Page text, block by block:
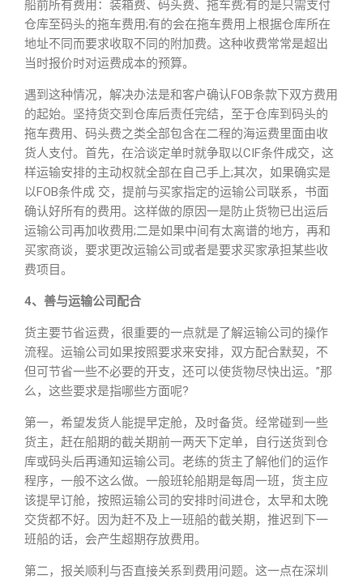
船前所有费用：装箱费、码头费、拖车费;有的是只需支付
仓库至码头的拖车费用;有的会在拖车费用上根据仓库所在
地址不同而要求收取不同的附加费。这种收费常常是超出
当时报价时对运费成本的预算。
遇到这种情况，解决办法是和客户确认FOB条款下双方费用
的起始。坚持货交到仓库后责任完结，至于仓库到码头的
拖车费用、码头费之类全部包含在二程的海运费里面由收
货人支付。首先，在洽谈定单时就争取以CIF条件成交，这
样运输安排的主动权就全部在自己手上;其次，如果确实是
以FOB条件成 交，提前与买家指定的运输公司联系，书面
确认好所有的费用。这样做的原因一是防止货物已出运后
运输公司再加收费用;二是如果中间有太离谱的地方，再和
买家商谈，要求更改运输公司或者是要求买家承担某些收
费项目。
4、善与运输公司配合
货主要节省运费，很重要的一点就是了解运输公司的操作
流程。运输公司如果按照要求来安排，双方配合默契，不
但可节省一些不必要的开支，还可以使货物尽快出运。”那
么，这些要求是指哪些方面呢?
第一，希望发货人能提早定舱，及时备货。经常碰到一些
货主，赶在船期的截关期前一两天下定单，自行送货到仓
库或码头后再通知运输公司。老练的货主了解他们的运作
程序，一般不这么做。一般班轮船期是每周一班，货主应
该提早订舱，按照运输公司的安排时间进仓，太早和太晚
交货都不好。因为赶不及上一班船的截关期，推迟到下一
班船的话，会产生超期存放费用。
第二，报关顺利与否直接关系到费用问题。这一点在深圳